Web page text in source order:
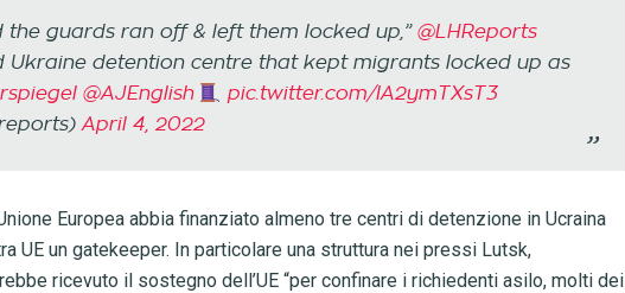
the guards ran off & left them locked up,” @LHReports
Ukraine detention centre that kept migrants locked up as
@AJEnglish
pic.twitter.com/IA2ymTXsT3
April 4, 2022
Europea abbia finanziato almeno tre centri di detenzione in Ucraina
UE un gatekeeper. In particolare una struttura nei pressi Lutsk,
ricevuto il sostegno dell’UE “per confinare i richiedenti asilo, molti dei